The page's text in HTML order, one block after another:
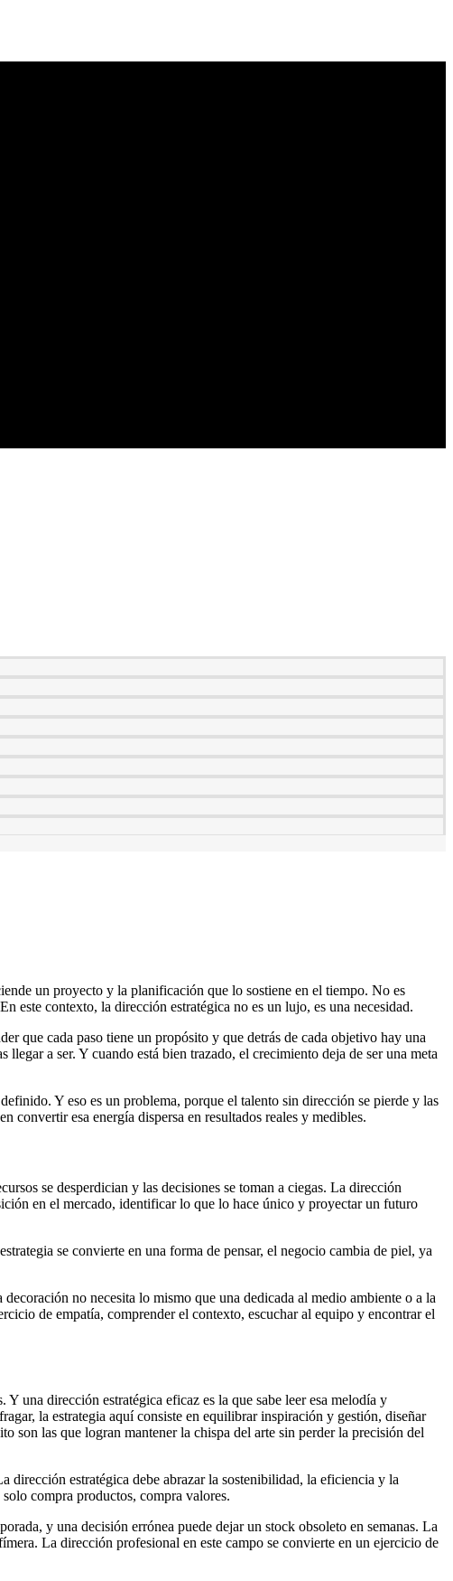
un proyecto y la planificación que lo sostiene en el tiempo. No es
este contexto, la dirección estratégica no es un lujo, es una necesidad.
que cada paso tiene un propósito y que detrás de cada objetivo hay una
a ser. Y cuando está bien trazado, el crecimiento deja de ser una meta
Y eso es un problema, porque el talento sin dirección se pierde y las
convertir esa energía dispersa en resultados reales y medibles.
se desperdician y las decisiones se toman a ciegas. La dirección
en el mercado, identificar lo que lo hace único y proyectar un futuro
se convierte en una forma de pensar, el negocio cambia de piel, ya
no necesita lo mismo que una dedicada al medio ambiente o a la
de empatía, comprender el contexto, escuchar al equipo y encontrar el
una dirección estratégica eficaz es la que sabe leer esa melodía y
la estrategia aquí consiste en equilibrar inspiración y gestión, diseñar
son las que logran mantener la chispa del arte sin perder la precisión del
dirección estratégica debe abrazar la sostenibilidad, la eficiencia y la
compra productos, compra valores.
y una decisión errónea puede dejar un stock obsoleto en semanas. La
La dirección profesional en este campo se convierte en un ejercicio de